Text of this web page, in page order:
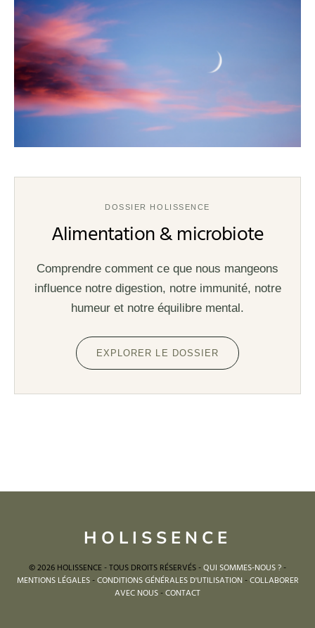
DOSSIER HOLISSENCE
Alimentation & microbiote
Comprendre comment ce que nous mangeons
influence notre digestion, notre immunité, notre
humeur et notre équilibre mental.
EXPLORER LE DOSSIER
HOLISSENCE
© 2026 HOLISSENCE - TOUS DROITS RÉSERVÉS -QUI SOMMES-NOUS ?-
MENTIONS LÉGALES-CONDITIONS GÉNÉRALES D'UTILISATION-COLLABORER
AVEC NOUS-CONTACT